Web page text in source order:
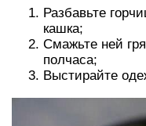
Разбавьте
кашка;
Смажьте ней
полчаса;
Выстирайте